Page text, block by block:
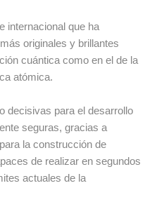
internacional que ha
originales y brillantes
cuántica como en el de la
atómica.
decisivas para el desarrollo
seguras, gracias a
la construcción de
de realizar en segundos
actuales de la